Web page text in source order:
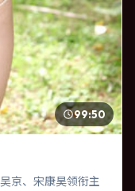
99:50
京、宋康昊领衔主